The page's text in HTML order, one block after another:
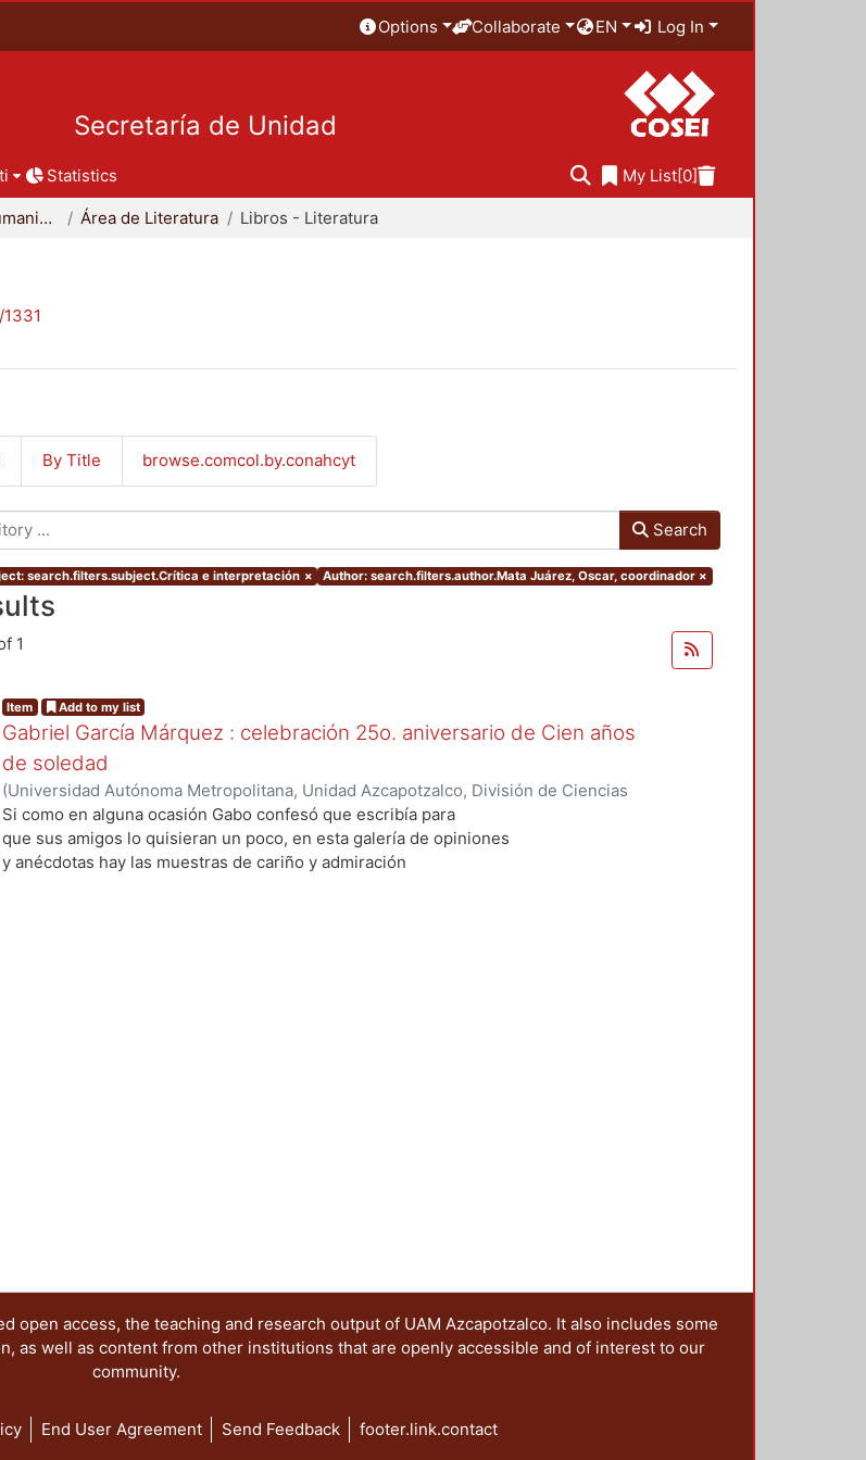
Options Collaborate EN Log In
Secretaría de Unidad
Statistics My List[0]
Departamento de Humanidades Área de Literatura Libros - Literatura
By Title browse.comcol.by.conahcyt
Search
search.filters.subject.Crítica e interpretación × Author: search.filters.author.Mata Juárez, Oscar, coordinador ×
1
Item Add to my list
Gabriel García Márquez : celebración 25o. aniversario de Cien años
de soledad
(Universidad Autónoma Metropolitana, Unidad Azcapotzalco, División de Ciencias
Sociales y Humanidades, Departamento de Humanidades, Área de Literatura
Conde Ortega, José Francisco, coordinador;Mata Juárez, Oscar, coordinador
Villafuerte, Arturo, coordinador
Si como en alguna ocasión Gabo confesó que escribía para
que sus amigos lo quisieran un poco, en esta galería de opiniones
y anécdotas hay las muestras de cariño y admiración
access, the teaching and research output of UAM Azcapotzalco. It also includes some
as well as content from other institutions that are openly accessible and of interest to our
community.
End User Agreement Send Feedback footer.link.contact